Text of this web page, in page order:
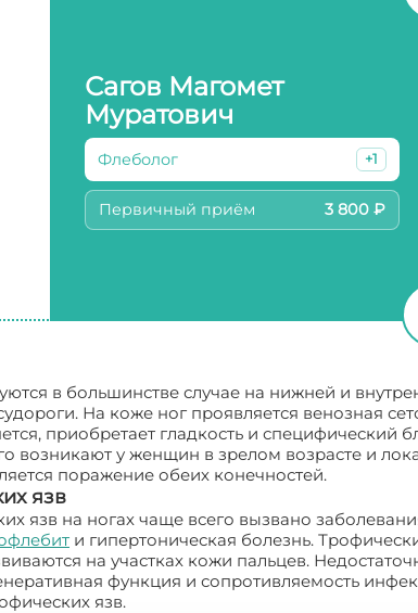
Сагов Магомет
Муратович
Флеболог +1
Первичный приём 3 800 ₽
в большинстве случае на нижней и
На коже ног проявляется венозная
приобретает гладкость и специфический
возникают у женщин в зрелом возрасте и
поражение обеих конечностей.
язв
язв на ногах чаще всего вызвано
и гипертоническая болезнь.
на участках кожи пальцев.
функция и сопротивляемость
язв.